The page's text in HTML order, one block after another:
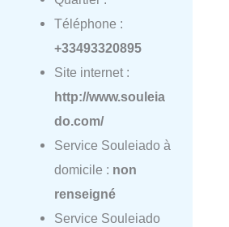
Téléphone :
+33493320895
Site internet :
http://www.souleia
do.com/
Service Souleiado à
domicile : non
renseigné
Service Souleiado